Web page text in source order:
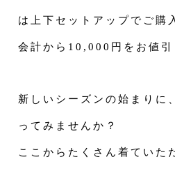
は上下セットアップでご購
会計から10,000円をお値引
新しいシーズンの始まりに
ってみませんか？
ここからたくさん着ていた